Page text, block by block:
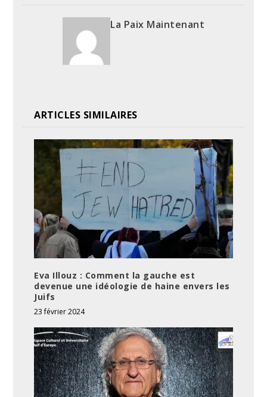
La Paix Maintenant
ARTICLES SIMILAIRES
Eva Illouz : Comment la gauche est
devenue une idéologie de haine envers les
Juifs
23 février 2024